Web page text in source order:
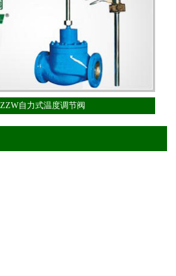
ZZW自力式温度调节阀